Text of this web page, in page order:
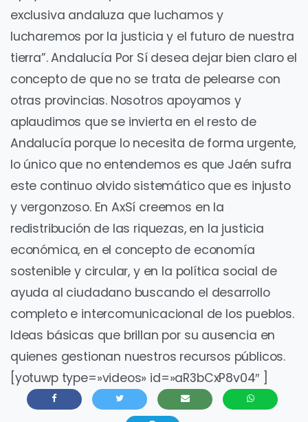
exclusiva andaluza que luchamos y
lucharemos por la justicia y el futuro de nuestra
tierra”. Andalucía Por Sí desea dejar bien claro el
concepto de que no se trata de pelearse con
otras provincias. Nosotros apoyamos y
aplaudimos que se invierta en el resto de
Andalucía porque lo necesita de forma urgente,
lo único que no entendemos es que Jaén sufra
este continuo olvido sistemático que es injusto
y vergonzoso. En AxSí creemos en la
redistribución de las riquezas, en la justicia
económica, en el concepto de economía
sostenible y circular, y en la política social de
ayuda al ciudadano buscando el desarrollo
completo e intercomunicacional de los pueblos.
Ideas básicas que brillan por su ausencia en
quienes gestionan nuestros recursos públicos.
[yotuwp type=»videos» id=»aR3bCxP8v04″ ]